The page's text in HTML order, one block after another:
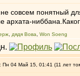
совсем понятный
архата-
дядя Вова Won Soeng
Пн 04 Май 15, 01:41 (11 лет